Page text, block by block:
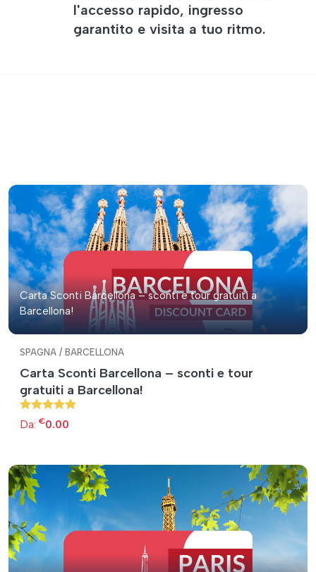
l'accesso rapido, ingresso
garantito e visita a tuo ritmo.
Carta Sconti Barcellona – sconti e tour gratuiti a
Barcellona!
SPAGNA / BARCELLONA
Carta Sconti Barcellona – sconti e tour
gratuiti a Barcellona!
Da: €0.00